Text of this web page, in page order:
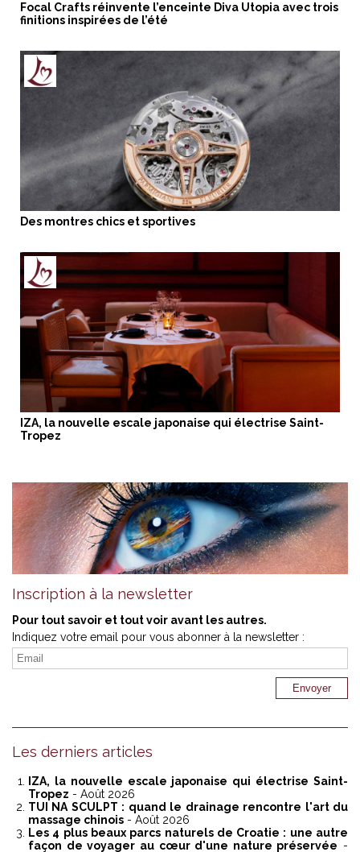
Focal Crafts réinvente l’enceinte Diva Utopia avec trois
finitions inspirées de l’été
Des montres chics et sportives
IZA, la nouvelle escale japonaise qui électrise Saint-
Tropez
Inscription à la newsletter
Pour tout savoir et tout voir avant les autres.
Indiquez votre email pour vous abonner à la newsletter :
Les derniers articles
IZA, la nouvelle escale japonaise qui électrise Saint-
Tropez - Août 2026
TUI NA SCULPT : quand le drainage rencontre l'art du
massage chinois - Août 2026
Les 4 plus beaux parcs naturels de Croatie : une autre
façon de voyager au cœur d'une nature préservée -